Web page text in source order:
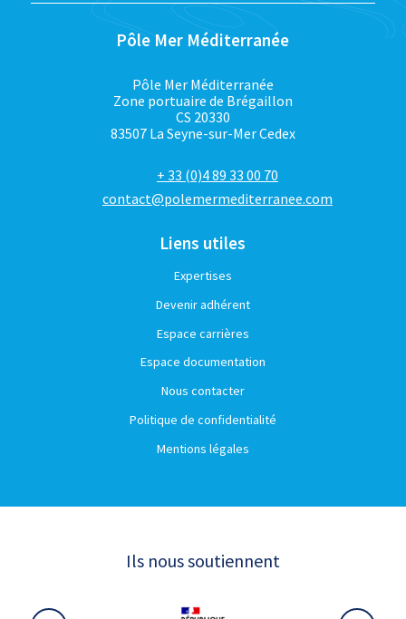
Pôle Mer Méditerranée
Pôle Mer Méditerranée
Zone portuaire de Brégaillon
CS 20330
83507 La Seyne-sur-Mer Cedex
+ 33 (0)4 89 33 00 70
contact@polemermediterranee.com
Liens utiles
Expertises
Devenir adhérent
Espace carrières
Espace documentation
Nous contacter
Politique de confidentialité
Mentions légales
Ils nous soutiennent